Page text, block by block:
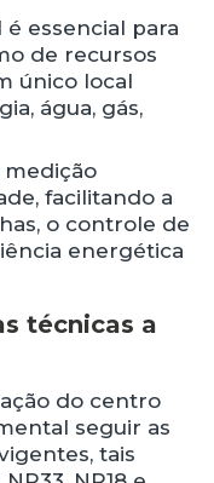
essencial para
de recursos
único local
água, gás,
medição
facilitando a
o controle de
energética
técnicas a
do centro
seguir as
tais